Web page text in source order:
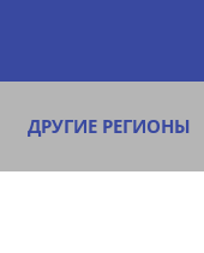
ДРУГИЕ РЕГИОНЫ